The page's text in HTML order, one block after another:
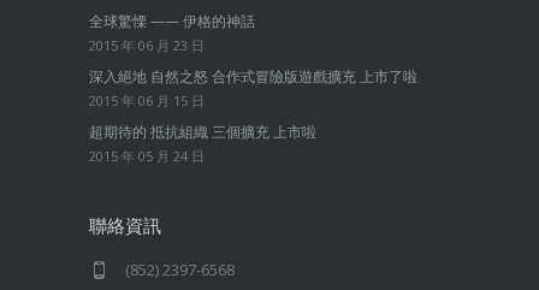
全球驚慄 —— 伊格的神話
2015 年 06 月 23 日
深入絕地 自然之怒 合作式冒險版遊戲擴充 上市了啦
2015 年 06 月 15 日
超期待的 抵抗組織 三個擴充 上市啦
2015 年 05 月 24 日
聯絡資訊
(852) 2397-6568